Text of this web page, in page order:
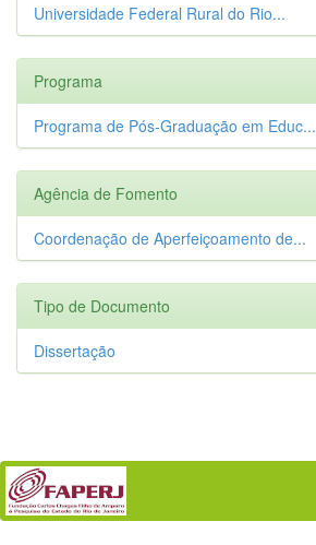
Universidade Federal Rural do Rio...
Programa
Programa de Pós-Graduação em Educ...
Agência de Fomento
Coordenação de Aperfeiçoamento de...
Tipo de Documento
Dissertação